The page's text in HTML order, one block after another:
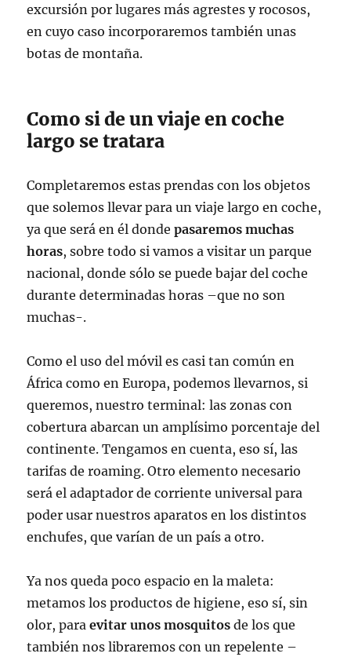
excursión por lugares más agrestes y rocosos,
en cuyo caso incorporaremos también unas
botas de montaña.
Como si de un viaje en coche
largo se tratara
Completaremos estas prendas con los objetos
que solemos llevar para un viaje largo en coche,
ya que será en él dondepasaremos muchas
horas, sobre todo si vamos a visitar un parque
nacional, donde sólo se puede bajar del coche
durante determinadas horas –que no son
muchas-.
Como el uso del móvil es casi tan común en
África como en Europa, podemos llevarnos, si
queremos, nuestro terminal: las zonas con
cobertura abarcan un amplísimo porcentaje del
continente. Tengamos en cuenta, eso sí, las
tarifas de roaming. Otro elemento necesario
será el adaptador de corriente universal para
poder usar nuestros aparatos en los distintos
enchufes, que varían de un país a otro.
Ya nos queda poco espacio en la maleta:
metamos los productos de higiene, eso sí, sin
olor, paraevitar unos mosquitos de los que
también nos libraremos con un repelente –